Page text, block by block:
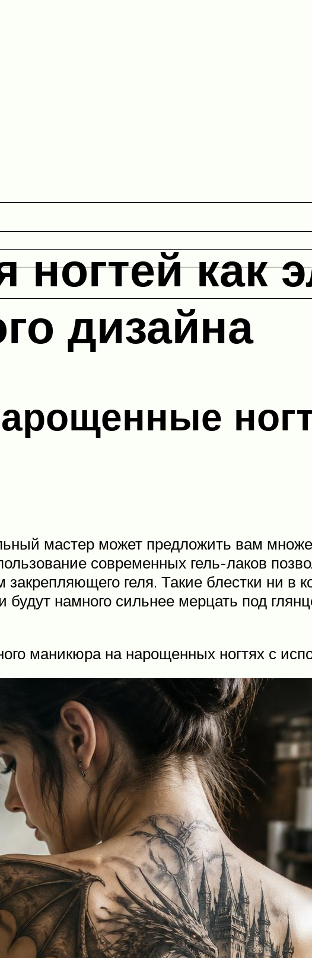
ногтей как
дизайна
мастер может предложить вам
современных гель-лаков
геля. Такие блестки ни в
будут намного сильнее мерцать под
маникюра на нарощенных ногтях с